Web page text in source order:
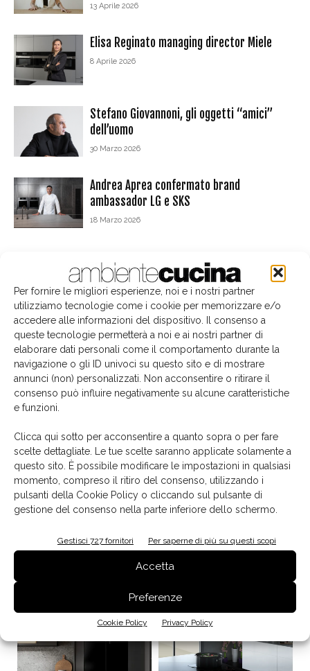
Per fornire le migliori esperienze, noi e i nostri partner
utilizziamo tecnologie come i cookie per memorizzare e/o
accedere alle informazioni del dispositivo. Il consenso a
queste tecnologie permetterà a noi e ai nostri partner di
elaborare dati personali come il comportamento durante la
navigazione o gli ID univoci su questo sito e di mostrare
annunci (non) personalizzati. Non acconsentire o ritirare il
consenso può influire negativamente su alcune caratteristiche
e funzioni.
Clicca qui sotto per acconsentire a quanto sopra o per fare
scelte dettagliate. Le tue scelte saranno applicate solamente a
questo sito. È possibile modificare le impostazioni in qualsiasi
momento, compreso il ritiro del consenso, utilizzando i
pulsanti della Cookie Policy o cliccando sul pulsante di
gestione del consenso nella parte inferiore dello schermo.
Gestisci 727 fornitori Per saperne di più su questi scopi
Accetta
Preferenze
Cookie Policy Privacy Policy
13 Aprile 2026
Elisa Reginato managing director Miele
8 Aprile 2026
Stefano Giovannoni, gli oggetti “amici”
dell’uomo
30 Marzo 2026
Andrea Aprea confermato brand
ambassador LG e SKS
18 Marzo 2026
1 2 3
Edicola